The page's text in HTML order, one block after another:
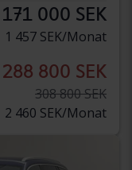
171 000 SEK
1 457 SEK/Monat
288 800 SEK
308 800 SEK
2 460 SEK/Monat